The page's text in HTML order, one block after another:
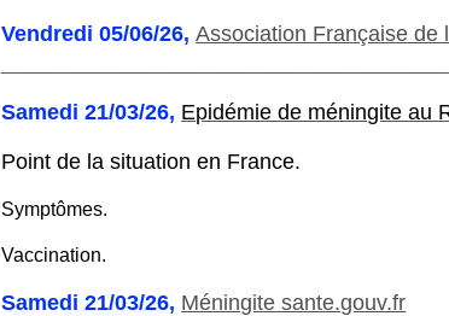
Vendredi 05/06/26,Association Française de
Samedi 21/03/26, Epidémie de méningite au
Point de la situation en France.
Symptômes.
Vaccination.
Samedi 21/03/26, Méningitesante.gouv.fr